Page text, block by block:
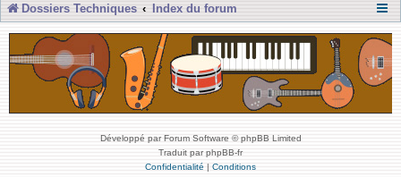
Dossiers Techniques Index du forum
Développé par Forum Software © phpBB Limited
Traduit par phpBB-fr
Confidentialité | Conditions